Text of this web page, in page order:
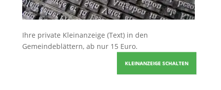
Ihre private Kleinanzeige (Text) in den
Gemeindeblättern, ab nur 15 Euro.
KLEINANZEIGE SCHALTEN